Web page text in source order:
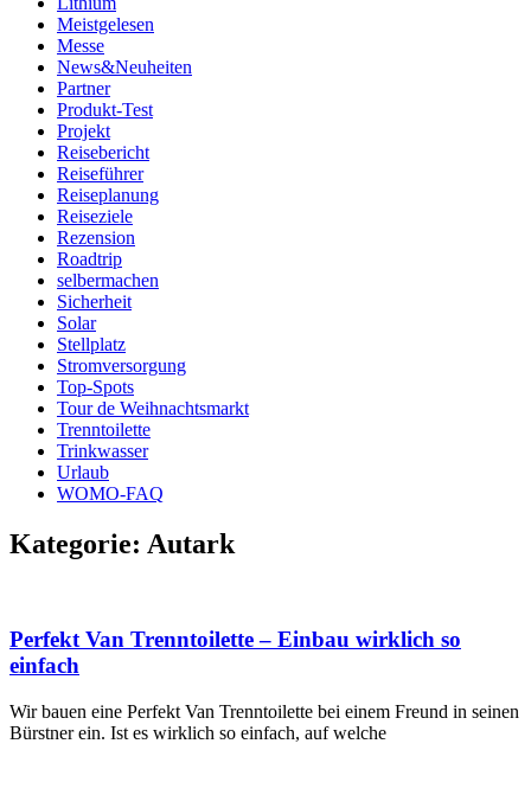
Meistgelesen
Messe
News&Neuheiten
Partner
Produkt-Test
Projekt
Reisebericht
Reiseführer
Reiseplanung
Reiseziele
Rezension
Roadtrip
selbermachen
Sicherheit
Solar
Stellplatz
Stromversorgung
Top-Spots
Tour de Weihnachtsmarkt
Trenntoilette
Trinkwasser
Urlaub
WOMO-FAQ
Kategorie: Autark
Perfekt Van Trenntoilette – Einbau wirklich so
einfach
Wir bauen eine Perfekt Van Trenntoilette bei einem Freund in seinen
Bürstner ein. Ist es wirklich so einfach, auf welche